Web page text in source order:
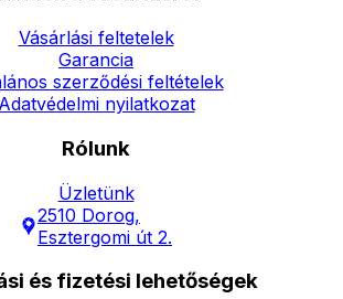
Vásárlási feltetelek
Garancia
szerződési feltételek
Adatvédelmi nyilatkozat
Rólunk
Üzletünk
2510 Dorog,
Esztergomi út 2.
és fizetési lehetőségek